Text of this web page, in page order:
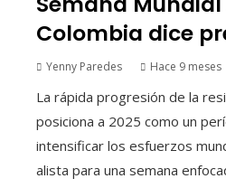
Colombia dice
Yenny Paredes Hace 9 meses
La rápida progresión de la
posiciona a 2025 como un
intensificar los esfuerzos
alista para una semana